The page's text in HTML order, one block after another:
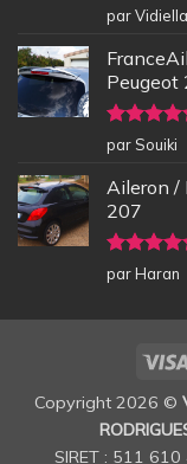
Note5sur
5
par Vidiella
Peugeot
Note5sur
5
par Souiki
Aileron /
207
Note5sur
5
par Haran
Copyright 2026 ©
SIRET : 511